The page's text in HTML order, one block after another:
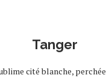
Tanger
cité blanche,